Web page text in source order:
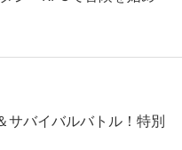
サバイバルバトル！特別